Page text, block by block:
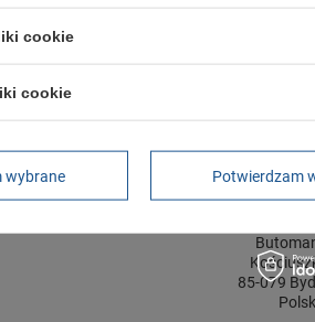
2
rękojmia wyłączona
85-079
cookie
cookie
wybrane Potwierdzam